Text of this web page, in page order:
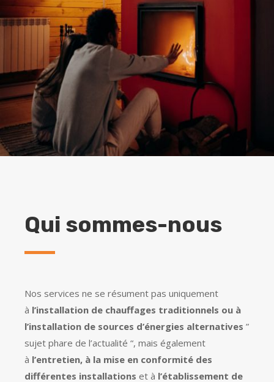
Qui sommes-nous
Nos services ne se résument pas uniquement
à l’installation de chauffages traditionnels ou à
l’installation de sources d’énergies alternatives ”
sujet phare de l’actualité “, mais également
à l’entretien, à la mise en conformité des
différentes installations et à l’établissement de